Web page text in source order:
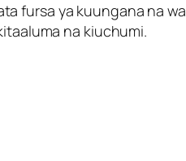
fursa ya kuungana na
na kiuchumi.